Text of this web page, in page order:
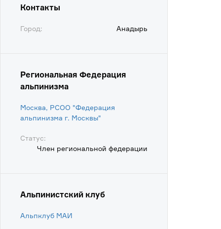
Контакты
Город: Анадырь
Региональная Федерация
альпинизма
Москва, РСОО "Федерация
альпинизма г. Москвы"
Статус:
Член региональной федерации
Альпинистский клуб
Альпклуб МАИ